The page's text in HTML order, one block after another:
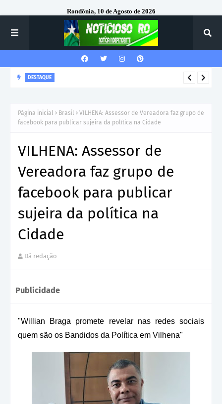
Rondônia, 10 de Agosto de 2026
DESTAQUE
Página inicial Brasil
VILHENA: Assessor de Vereadora faz grupo de
facebook para publicar sujeira da política na Cidade
VILHENA: Assessor de
Vereadora faz grupo de
facebook para publicar
sujeira da política na
Cidade
Dá redação
Publicidade
"Willian Braga promete revelar nas redes sociais
quem são os Bandidos da Política em Vilhena"